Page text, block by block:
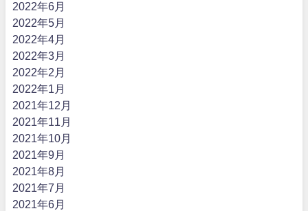
2022年6月
2022年5月
2022年4月
2022年3月
2022年2月
2022年1月
2021年12月
2021年11月
2021年10月
2021年9月
2021年8月
2021年7月
2021年6月